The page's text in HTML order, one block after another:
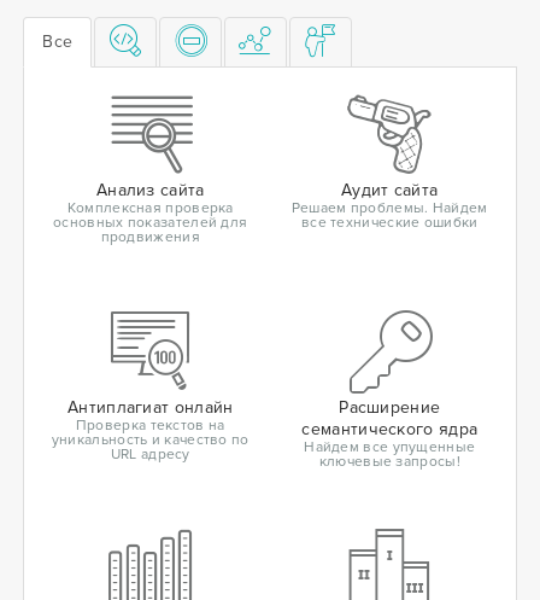
Все
Анализ сайта
Комплексная проверка
основных показателей для
продвижения
Аудит сайта
Решаем проблемы. Найдем
все технические ошибки
Антиплагиат онлайн
Проверка текстов на
уникальность и качество по
URL адресу
Расширение
семантического ядра
Найдем все упущенные
ключевые запросы!